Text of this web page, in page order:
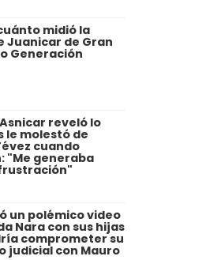
midió la
Juanicar de Gran
Generación
reveló lo
le molestó de
cuando
"Me generaba
un polémico video
Nara con sus hijas
comprometer su
judicial con Mauro